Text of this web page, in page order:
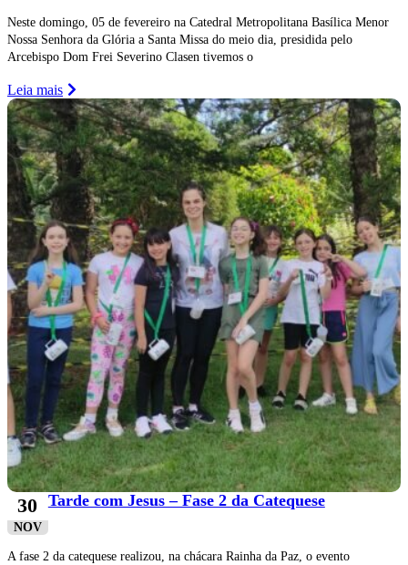
Neste domingo, 05 de fevereiro na Catedral Metropolitana Basílica Menor
Nossa Senhora da Glória a Santa Missa do meio dia, presidida pelo
Arcebispo Dom Frei Severino Clasen tivemos o
Leia mais
30
NOV
Tarde com Jesus – Fase 2 da Catequese
A fase 2 da catequese realizou, na chácara Rainha da Paz, o evento